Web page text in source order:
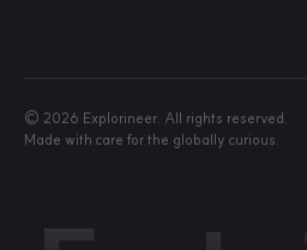
© 2026 Explorineer. All rights reserved.
Made with care for the globally curious.